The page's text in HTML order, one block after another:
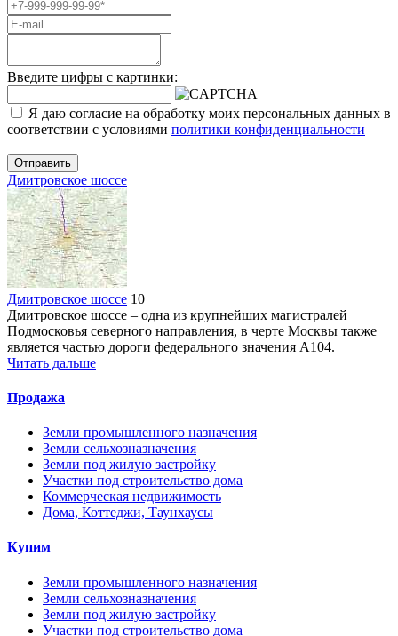
Введите цифры с картинки:
Я даю согласие на обработку моих персональных данных в
соответствии с условиями политики конфиденциальности
Отправить
Дмитровское шоссе
Дмитровское шоссе 10
Дмитровское шоссе – одна из крупнейших магистралей
Подмосковья северного направления, в черте Москвы также
является частью дороги федерального значения А104.
Читать дальше
Продажа
Земли промышленного назначения
Земли сельхозназначения
Земли под жилую застройку
Участки под строительство дома
Коммерческая недвижимость
Дома, Коттеджи, Таунхаусы
Купим
Земли промышленного назначения
Земли сельхозназначения
Земли под жилую застройку
Участки под строительство дома